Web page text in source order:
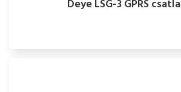
Deye LSG-3 GPRS